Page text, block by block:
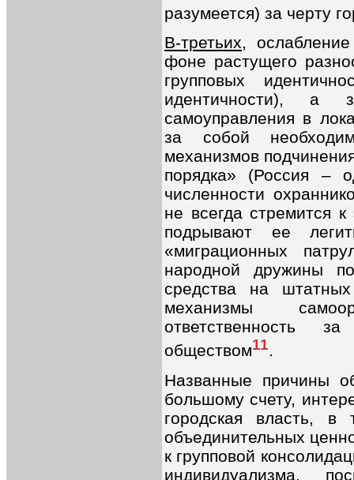
разумеется) за черту
В-третьих,
фоне растущего
групповых
идентичности), а
самоуправления в
за собой
механизмов
порядка» (Россия –
численности
не всегда стремится к
подрывают ее
«миграционных
народной дружины
средства на штатных
механизмы
ответственность
обществом11.
Названные причины
большому счету,
городская власть, в
объединительных
к групповой
индивидуализма,